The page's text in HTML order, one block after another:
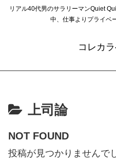
リアル40代男のサラリーマンQuiet
中、仕事よりプライベ
コレカ
上司論
NOT FOUND
投稿が見つかりませんで